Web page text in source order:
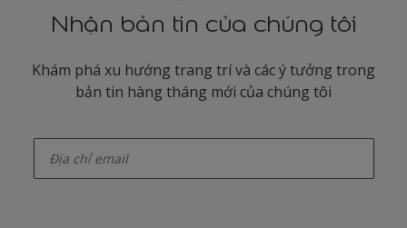
Nhận bản tin của chúng tôi
Khám phá xu hướng trang trí và các ý tưởng trong
bản tin hàng tháng mới của chúng tôi